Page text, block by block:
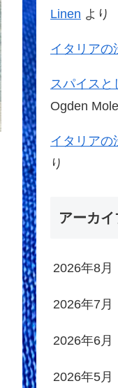
Linen より
イタリアの
スパイス
Ogden
イタリアの
り
アーカイ
2026年8月
2026年7月
2026年6月
2026年5月